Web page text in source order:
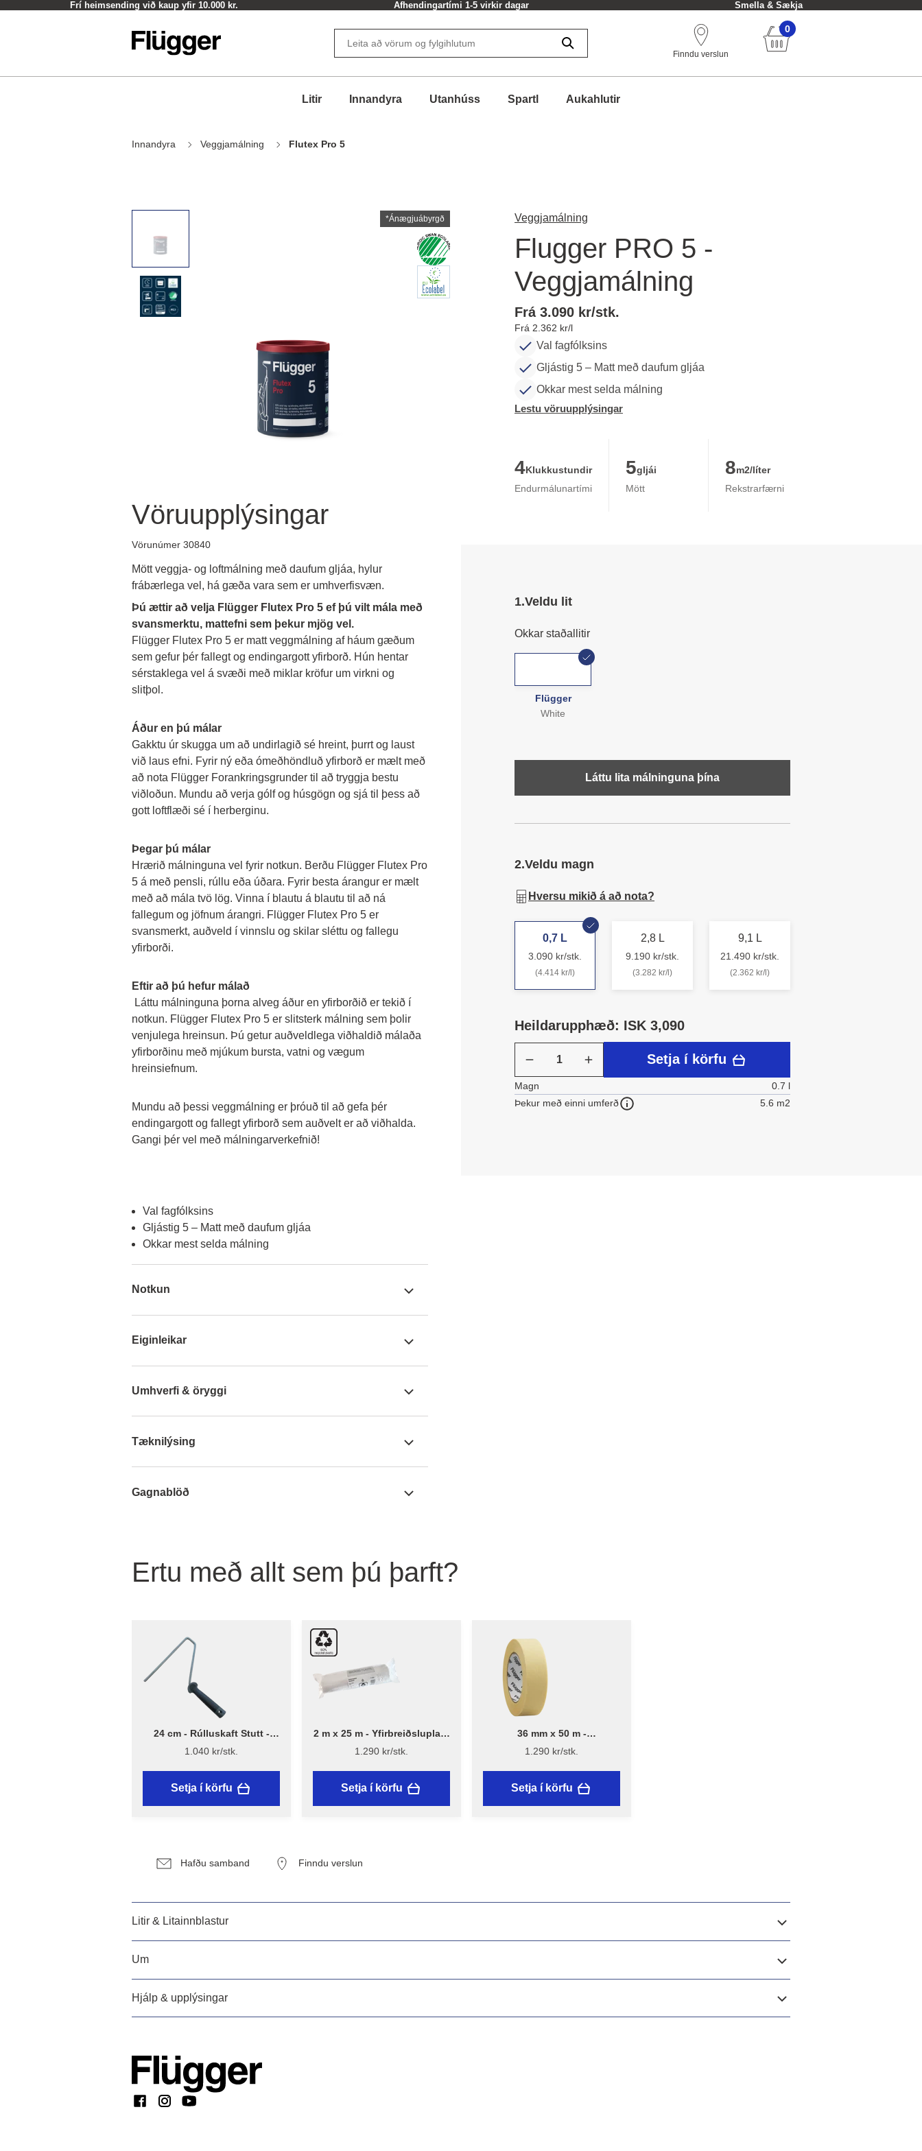
Frí heimsending við kaup yfir 10.000 kr. Afhendingartími 1-5 virkir dagar Smella & Sækja
Finndu verslun
0
Litir Innandyra Utanhúss Spartl Aukahlutir
Innandyra Veggjamálning Flutex Pro 5
*Ánægjuábyrgð
Vöruupplýsingar
Vörunúmer 30840
Mött veggja- og loftmálning með daufum gljáa, hylur
frábærlega vel, há gæða vara sem er umhverfisvæn.
Þú ættir að velja Flügger Flutex Pro 5 ef þú vilt mála með
svansmerktu, mattefni sem þekur mjög vel.
Flügger Flutex Pro 5 er matt veggmálning af háum gæðum
sem gefur þér fallegt og endingargott yfirborð. Hún hentar
sérstaklega vel á svæði með miklar kröfur um virkni og
slitþol.
Áður en þú málar
Gakktu úr skugga um að undirlagið sé hreint, þurrt og laust
við laus efni. Fyrir ný eða ómeðhöndluð yfirborð er mælt með
að nota Flügger Forankringsgrunder til að tryggja bestu
viðloðun. Mundu að verja gólf og húsgögn og sjá til þess að
gott loftflæði sé í herberginu.
Þegar þú málar
Hrærið málninguna vel fyrir notkun. Berðu Flügger Flutex Pro
5 á með pensli, rúllu eða úðara. Fyrir besta árangur er mælt
með að mála tvö lög. Vinna í blautu á blautu til að ná
fallegum og jöfnum árangri. Flügger Flutex Pro 5 er
svansmerkt, auðveld í vinnslu og skilar sléttu og fallegu
yfirborði.
Eftir að þú hefur málað
notkun. Flügger Flutex Pro 5 er slitsterk málning sem þolir
venjulega hreinsun. Þú getur auðveldlega viðhaldið málaða
yfirborðinu með mjúkum bursta, vatni og vægum
hreinsiefnum.
Mundu að þessi veggmálning er þróuð til að gefa þér
endingargott og fallegt yfirborð sem auðvelt er að viðhalda.
Gangi þér vel með málningarverkefnið!
Val fagfólksins
Gljástig 5 – Matt með daufum gljáa
Okkar mest selda málning
Notkun
Eiginleikar
Umhverfi & öryggi
Tæknilýsing
Gagnablöð
Veggjamálning
Flugger PRO 5 -
Veggjamálning
Frá 3.090 kr/stk.
Frá 2.362 kr/l
Val fagfólksins
Gljástig 5 – Matt með daufum gljáa
Okkar mest selda málning
Lestu vöruupplýsingar
4Klukkustundir
Endurmálunartími
5gljái
Mött
8m2/líter
Rekstrarfærni
1.Veldu lit
Okkar staðallitir
Flügger
White
Láttu lita málninguna þína
2.Veldu magn
Hversu mikið á að nota?
0,7 L
3.090 kr/stk.
(4.414 kr/l)
2,8 L
9.190 kr/stk.
(3.282 kr/l)
9,1 L
21.490 kr/stk.
(2.362 kr/l)
Heildarupphæð: ISK 3,090
Setja í körfu
Magn
0.7 l
Þekur með einni umferð
5.6 m2
Ertu með allt sem þú þarft?
24 cm - Rúlluskaft Stutt -
Flügger
1.040 kr/stk.
Setja í körfu
2 m x 25 m - Yfirbreiðsluplast
13 µ - Endurunnið plast
1.290 kr/stk.
Setja í körfu
36 mm x 50 m -
Málningarlímband - Flügger
1.290 kr/stk.
Setja í körfu
Hafðu samband Finndu verslun
Litir & Litainnblastur
Um
Hjálp & upplýsingar